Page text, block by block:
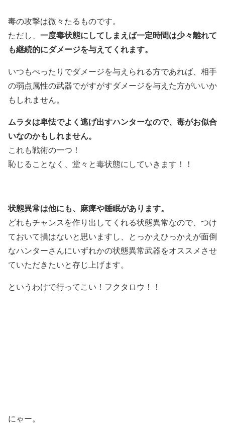
毒の攻撃は微々たるものです。
ただし、 一度毒状態にしてしまえば一定時間は少々離れて
も継続的にダメージを与えてくれます。
いつもべったりでダメージを与えられる方であれば、相手
の弱点属性の武器でがすがすダメージを与えた方がいいか
もしれません。
ムラタは卑怯でよく逃げ出すハンターなので、毒がお似合
いなのかもしれません。
これも戦術の一つ！
恥じることなく、堂々と毒状態にしていきます！！
状態異常は他にも、麻痺や睡眠があります。
どれもチャンスを作り出してくれる状態異常なので、つけ
ておいて損はないと思いますし、とっかえひっかえが面倒
なハンターさんにいずれかの状態異常武器をオススメさせ
ていただきたいと存じ上げます。
というわけで行ってこい！フクタロウ！！
にゃー。